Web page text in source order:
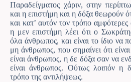
Παραδείγματος χάριν, στην
και η επιστήμη και η δόξα θεωρούν
και κατ’ αυτόν τον τρόπο
η μεν επιστήμη λέει ότι ο
όλα άνθρωπος, και είναι το ίδιο να
μη άνθρωπος, που σημαίνει ότι
είναι άνθρωπος, η δε δόξα σαν να
είναι άνθρωπος. Ούτως λοιπόν η
τρόπο της αντιλήψεως.